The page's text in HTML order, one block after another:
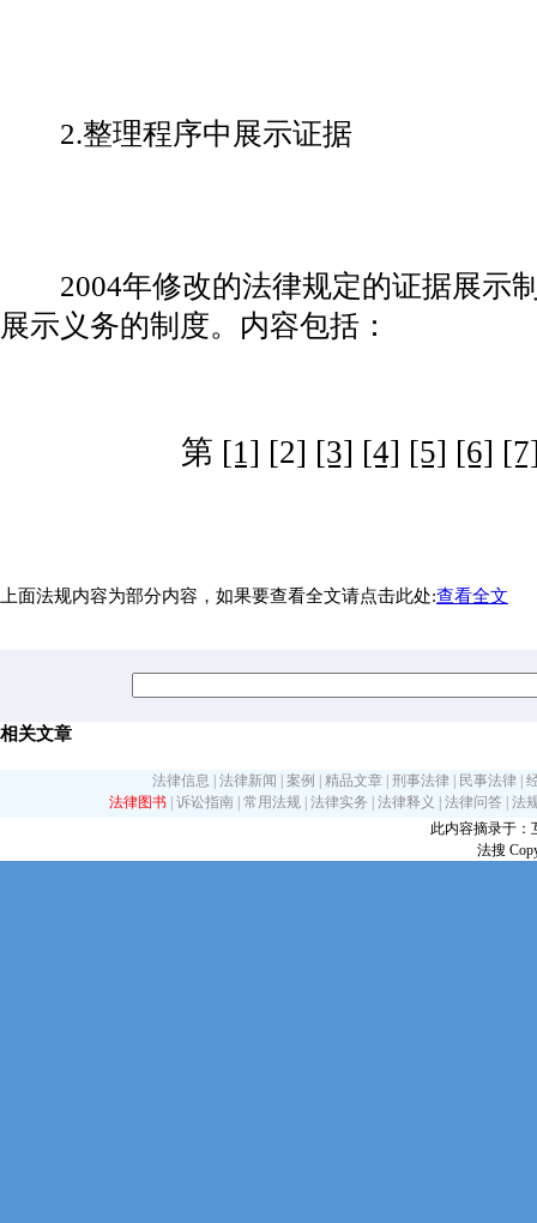
2.整理程序中展示证据
2004年修改的法律规定的证据展示
展示义务的制度。内容包括：
第 [1] [2] [3] [4] [5] [6]
上面法规内容为部分内容，如果要查看全文请点击此处:查看全文
相关文章
法律信息 法律新闻 案例 精品文章 刑事法律 民事法律
法律图书 诉讼指南 常用法规 法律实务 法律释义 法律问答
法
此内容摘录于：
法搜